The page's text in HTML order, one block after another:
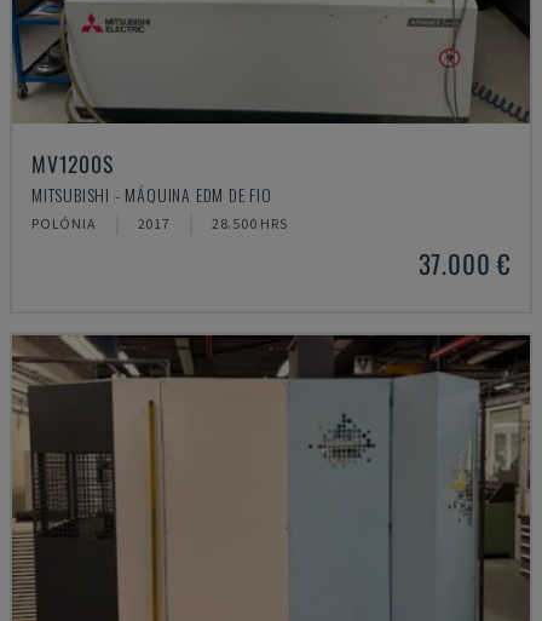
MV1200S
MITSUBISHI - MÁQUINA EDM DE FIO
POLÓNIA 2017 28.500 HRS
37.000 €